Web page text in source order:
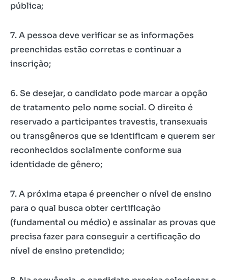
pública;
7. A pessoa deve verificar se as informações
preenchidas estão corretas e continuar a
inscrição;
6. Se desejar, o candidato pode marcar a opção
de tratamento pelo nome social. O direito é
reservado a participantes travestis, transexuais
ou transgêneros que se identificam e querem ser
reconhecidos socialmente conforme sua
identidade de gênero;
7. A próxima etapa é preencher o nível de ensino
para o qual busca obter certificação
(fundamental ou médio) e assinalar as provas que
precisa fazer para conseguir a certificação do
nível de ensino pretendido;